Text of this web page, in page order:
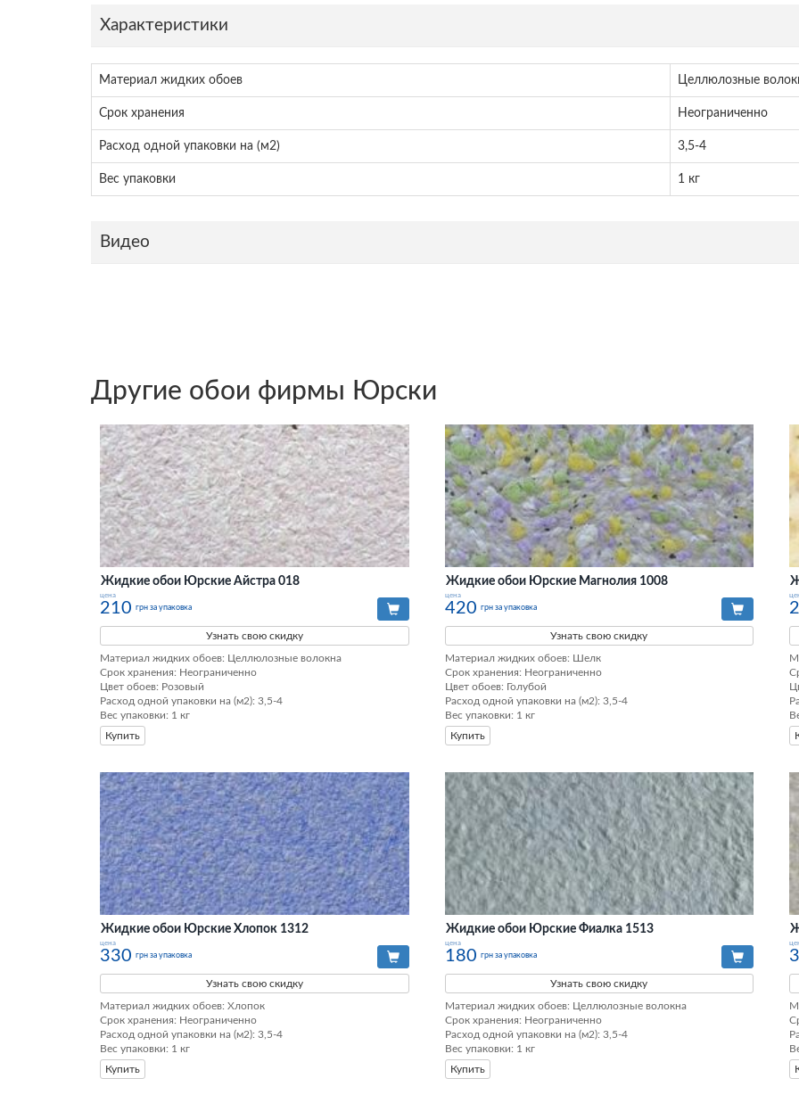
Характеристики
Материал жидких обоев Целлюлозные
Срок хранения Неограниченно
Расход одной упаковки на (м2) 3,5-4
Вес упаковки 1 кг
Видео
Другие обои фирмы Юрски
Жидкие обои Юрские Айстра 018
цена
210 грн за упаковка
Узнать свою скидку
Материал жидких обоев: Целлюлозные волокна
Срок хранения: Неограниченно
Цвет обоев: Розовый
Расход одной упаковки на (м2): 3,5-4
Вес упаковки: 1 кг
Купить
Жидкие обои Юрские Магнолия 1008
цена
420 грн за упаковка
Узнать свою скидку
Материал жидких обоев: Шелк
Срок хранения: Неограниченно
Цвет обоев: Голубой
Расход одной упаковки на (м2): 3,5-4
Вес упаковки: 1 кг
Купить
Жидкие обои Юрские Хлопок 1312
цена
330 грн за упаковка
Узнать свою скидку
Материал жидких обоев: Хлопок
Срок хранения: Неограниченно
Расход одной упаковки на (м2): 3,5-4
Вес упаковки: 1 кг
Купить
Жидкие обои Юрские Фиалка 1513
цена
180 грн за упаковка
Узнать свою скидку
Материал жидких обоев: Целлюлозные волокна
Срок хранения: Неограниченно
Расход одной упаковки на (м2): 3,5-4
Вес упаковки: 1 кг
Купить